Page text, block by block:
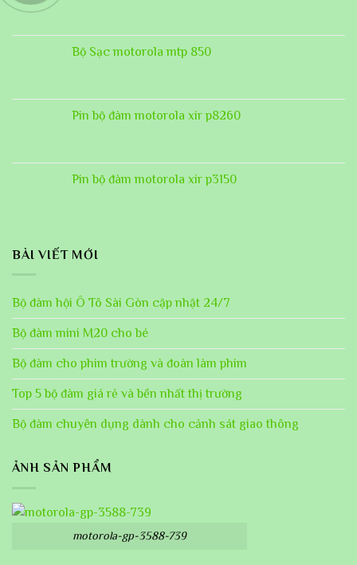
Bộ Sạc motorola mtp 850
Pin bộ đàm motorola xir p8260
Pin bộ đàm motorola xir p3150
BÀI VIẾT MỚI
Bộ đàm hội Ô Tô Sài Gòn cập nhật 24/7
Bộ đàm mini M20 cho bé
Bộ đàm cho phim trường và đoàn làm phim
Top 5 bộ đàm giá rẻ và bền nhất thị trường
Bộ đàm chuyên dụng dành cho cảnh sát giao thông
ẢNH SẢN PHẨM
motorola-gp-3588-739